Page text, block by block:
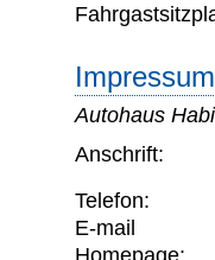
Autohaus
Anschrift:
Telefon:
E-mail
Homepage: